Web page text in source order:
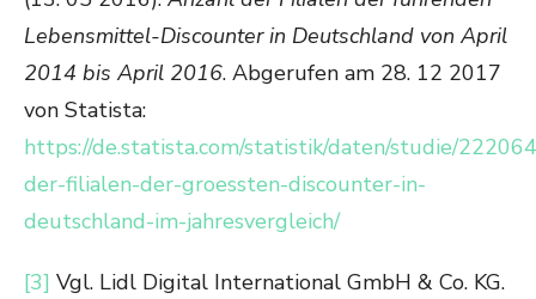
Lebensmittel-Discounter in Deutschland von April
2014 bis April 2016. Abgerufen am 28. 12 2017
von Statista:
https://de.statista.com/statistik/daten/studie/
der-filialen-der-groessten-discounter-in-
deutschland-im-jahresvergleich/
[3] Vgl. Lidl Digital International GmbH & Co. KG.